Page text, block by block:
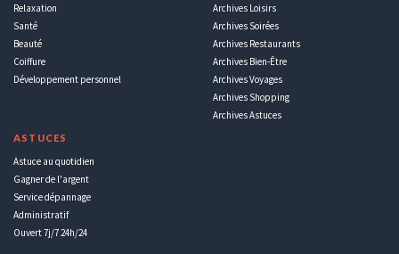
Relaxation
Santé
Beauté
Coiffure
Développement personnel
ASTUCES
Astuce au quotidien
Gagner de l'argent
Service dépannage
Administratif
Ouvert 7j/7 24h/24
Archives Loisirs
Archives Soirées
Archives Restaurants
Archives Bien-Être
Archives Voyages
Archives Shopping
Archives Astuces